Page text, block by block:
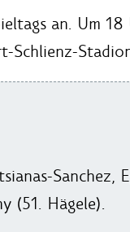
an. Um 18
Schlienz-
Sanchez,
(51. Hägele).